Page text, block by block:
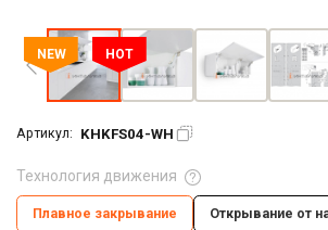
NEW HOT
Артикул: KHKFS04-WH
Технология движения
Плавное закрывание Открывание от